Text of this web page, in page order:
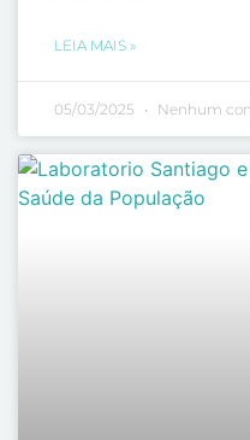
LEIA MAIS »
05/03/2025 Nenhum